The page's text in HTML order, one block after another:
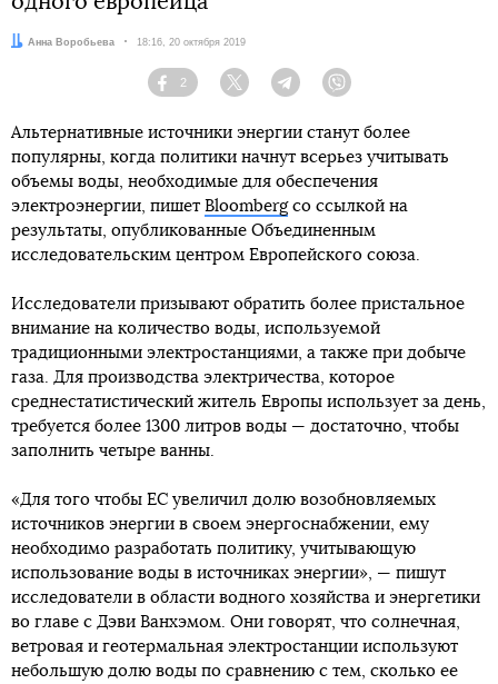
Автор:
Анна Воробьева Дата:
18:16, 20 октября 2019
Facebook
2
Twitter TelegramViber
Альтернативные источники энергии станут более
популярны, когда политики начнут всерьез учитывать
объемы воды, необходимые для обеспечения
электроэнергии, пишет Bloombergсо ссылкой на
результаты, опубликованные Объединенным
исследовательским центром Европейского союза.
Исследователи призывают обратить более пристальное
внимание на количество воды, используемой
традиционными электростанциями, а также при добыче
газа. Для производства электричества, которое
среднестатистический житель Европы использует за день,
требуется более 1300 литров воды — достаточно, чтобы
заполнить четыре ванны.
«Для того чтобы ЕС увеличил долю возобновляемых
источников энергии в своем энергоснабжении, ему
необходимо разработать политику, учитывающую
использование воды в источниках энергии», — пишут
исследователи в области водного хозяйства и энергетики
во главе с Дэви Ванхэмом. Они говорят, что солнечная,
ветровая и геотермальная электростанции используют
небольшую долю воды по сравнению с тем, сколько ее